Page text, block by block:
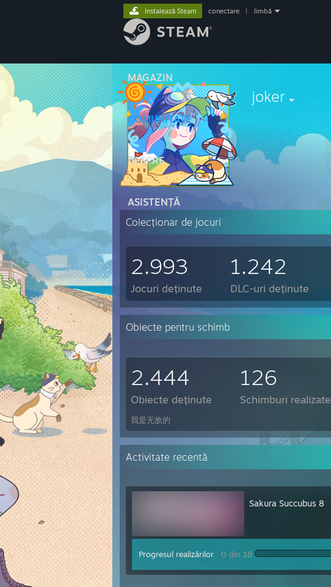
MAGAZIN
COMUNITATE
DESPRE
ASISTENȚĂ
Instalează Steam conectare limbă
joker
Colecționar de jocuri
2.993
Jocuri deținute
1.242
DLC-uri deținute
Obiecte pentru schimb
2.444
Obiecte deținute
126
Schimburi realizate
我是无敌的
Activitate recentă
Sakura Succubus 8
Progresul realizărilor 0 din 18